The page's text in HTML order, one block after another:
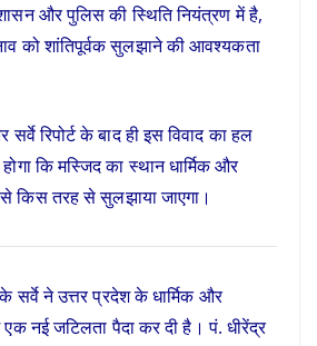
और पुलिस की स्थिति नियंत्रण में है,
को शांतिपूर्वक सुलझाने की आवश्यकता
रिपोर्ट के बाद ही इस विवाद का हल
कि मस्जिद का स्थान धार्मिक और
से किस तरह से सुलझाया जाएगा।
ने उत्तर प्रदेश के धार्मिक और
एक नई जटिलता पैदा कर दी है। पं. धीरेंद्र